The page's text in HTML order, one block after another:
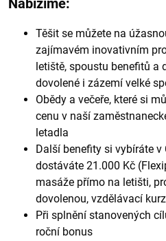
Nabízíme:
Těšit se můžete na
zajímavém inovativním
letiště, spoustu benefitů a
dovolené i zázemí velké
Obědy a večeře, které si
cenu v naší
letadla
Další benefity si vybíráte v
dostáváte 21.000 Kč
masáže přímo na letišti,
dovolenou, vzdělávací
Při splnění stanovených
roční bonus